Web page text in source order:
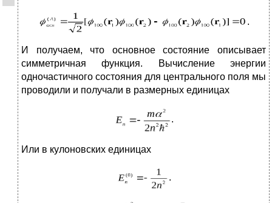
.
И получаем, что основное состояние описывает
симметричная функция. Вычисление энергии
одночастичного состояния для центрального поля мы
проводили и получали в размерных единицах
.
Или в кулоновских единицах
.